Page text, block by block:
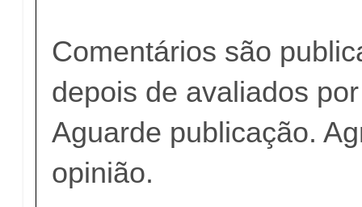
Comentários são
depois de avaliados
Aguarde publicação.
opinião.